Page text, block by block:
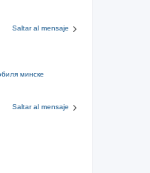
Saltar al mensaje
минске
Saltar al mensaje